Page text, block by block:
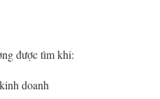
được tìm khi:
doanh